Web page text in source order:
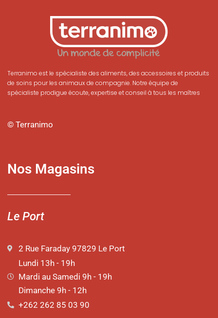
Terranimo est le spécialiste des aliments, des accessoires et produits
de soins pour les animaux de compagnie. Notre équipe de
spécialiste prodigue écoute, expertise et conseil à tous les maîtres
© Terranimo
Nos Magasins
Le Port
2 Rue Faraday 97829 Le Port
Lundi 13h - 19h
Mardi au Samedi 9h - 19h
Dimanche 9h - 12h
+262 262 85 03 90